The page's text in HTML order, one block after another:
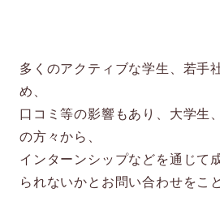
多くのアクティブな学生、若手
め、
口コミ等の影響もあり、大学生
の方々から、
インターンシップなどを通じて
られないかとお問い合わせをこ